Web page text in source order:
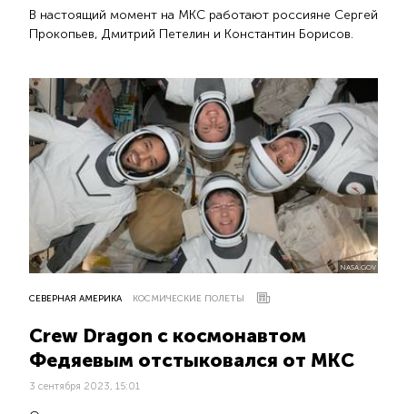
В настоящий момент на МКС работают россияне Сергей
Прокопьев, Дмитрий Петелин и Константин Борисов.
NASA.GOV
СЕВЕРНАЯ АМЕРИКА КОСМИЧЕСКИЕ ПОЛЕТЫ
Crew Dragon с космонавтом
Федяевым отстыковался от МКС
3 сентября 2023, 15:01